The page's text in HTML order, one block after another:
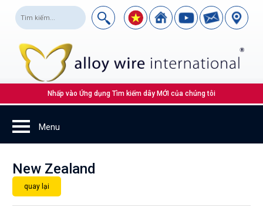
Nhấp vào Ứng dụng Tìm kiếm dây MỚI của chúng tôi
New Zealand
quay lại